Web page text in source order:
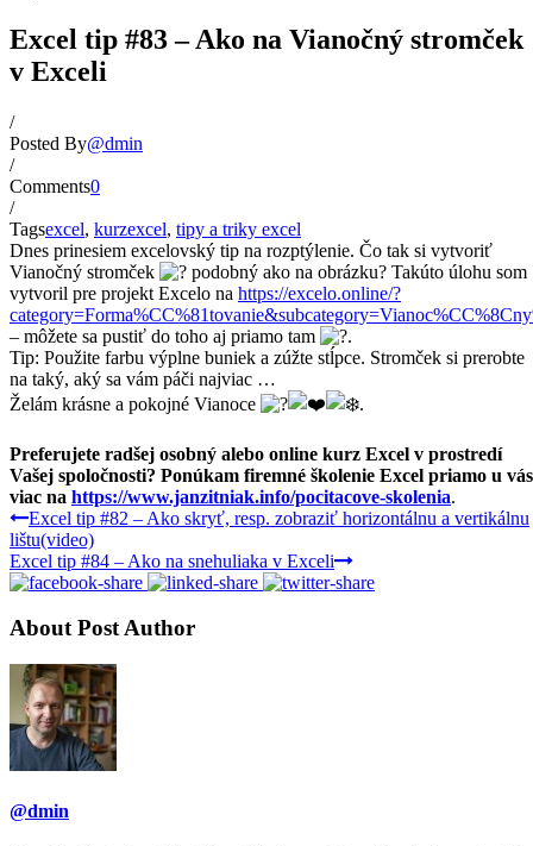
Excel tip #83 – Ako na Vianočný stromček
v Exceli
/
Posted By@dmin
/
Comments0
/
Tagsexcel, kurzexcel, tipy a triky excel
Dnes prinesiem excelovský tip na rozptýlenie. Čo tak si vytvoriť
Vianočný stromček
podobný ako na obrázku? Takúto úlohu som
vytvoril pre projekt Excelo na https://excelo.online/?
– môžete sa pustiť do toho aj priamo tam
.
Tip: Použite farbu výplne buniek a zúžte stĺpce. Stromček si prerobte
na taký, aký sa vám páči najviac …
Želám krásne a pokojné Vianoce
.
Preferujete radšej osobný alebo online kurz Excel v prostredí
Vašej spoločnosti? Ponúkam firemné školenie Excel priamo u
viac na https://www.janzitniak.info/pocitacove-skolenia.
Excel tip #82 – Ako skryť, resp. zobraziť horizontálnu a vertikálnu
lištu(video)
Excel tip #84 – Ako na snehuliaka v Exceli
About Post Author
@dmin